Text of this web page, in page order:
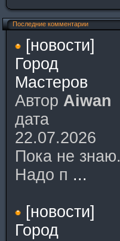
Последние комментарии
[новости]
Город
Мастеров
Автор Aiwan
дата
22.07.2026
Пока не знаю.
Надо п ...
[новости]
Город